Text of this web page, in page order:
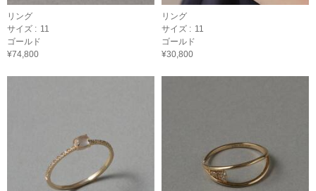
リング
サイズ : 11
ゴールド
¥74,800
リング
サイズ : 11
ゴールド
¥30,800